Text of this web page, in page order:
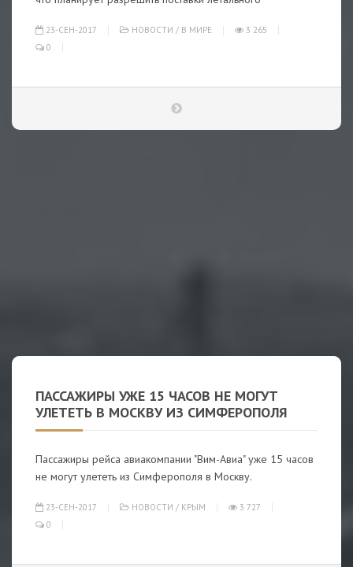
23-СЕН-2017 НОВОСТИ / В МИРЕ
3 265
0
ПАССАЖИРЫ УЖЕ 15 ЧАСОВ НЕ МОГУТ
УЛЕТЕТЬ В МОСКВУ ИЗ СИМФЕРОПОЛЯ
Пассажиры рейса авиакомпании "Вим-Авиа" уже 15 часов
не могут улететь из Симферополя в Москву.
23-СЕН-2017 НОВОСТИ / КРЫМ
3 727
0